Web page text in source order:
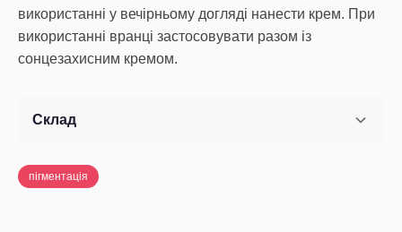
використанні у вечірньому догляді нанести крем. При
використанні вранці застосовувати разом із
сонцезахисним кремом.
Склад
пігментація